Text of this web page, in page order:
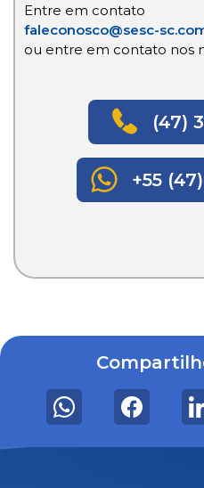
Entre em contato
faleconosco@sesc-
ou entre em contato nos
(47)
+55